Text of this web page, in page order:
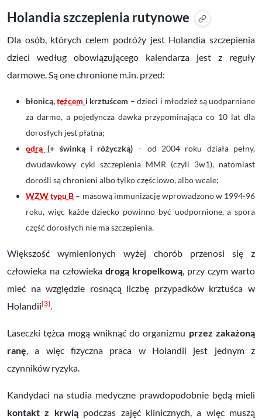
Holandia szczepienia rutynowe
Dla osób, których celem podróży jest Holandia szczepienia
dzieci według obowiązującego kalendarza jest z reguły
darmowe. Są one chronione m.in. przed:
błonicą,tężcem i krztuścem – dzieci i młodzież są uodparniane
za darmo, a pojedyncza dawka przypominająca co 10 lat dla
dorosłych jest płatna;
odrą(+ świnką i różyczką) – od 2004 roku działa pełny,
dwudawkowy cykl szczepienia MMR (czyli 3w1), natomiast
dorośli są chronieni albo tylko częściowo, albo wcale;
WZW typu B – masową immunizację wprowadzono w 1994-96
roku, więc każde dziecko powinno być uodpornione, a spora
część dorosłych nie ma szczepienia.
Większość wymienionych wyżej chorób przenosi się z
człowieka na człowieka drogą kropelkową, przy czym warto
mieć na względzie rosnącą liczbę przypadków krztuśca w
Holandii[3].
Laseczki tężca mogą wniknąć do organizmu przez zakażoną
ranę, a więc fizyczna praca w Holandii jest jednym z
czynników ryzyka.
Kandydaci na studia medyczne prawdopodobnie będą mieli
kontakt z krwiąpodczas zajęć klinicznych, a więc muszą